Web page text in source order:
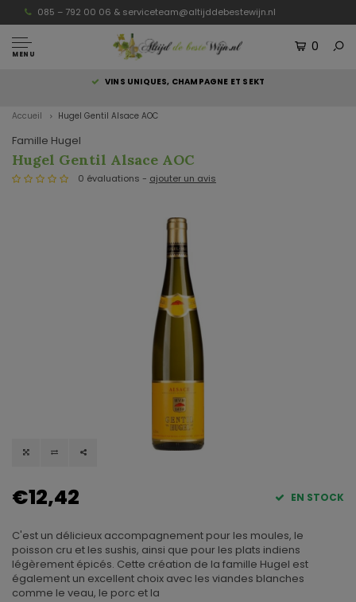
085 – 792 00 06 & serviceteam@altijddebestewijn.nl
MENU
0
VINS UNIQUES, CHAMPAGNE ET SEKT
Accueil Hugel Gentil Alsace AOC
Famille Hugel
Hugel Gentil Alsace AOC
0 évaluations - ajouter un avis
€12,42 EN STOCK
C'est un délicieux accompagnement pour les moules, le
poisson cru et les sushis, ainsi que pour les plats indiens
légèrement épicés. Cette création de la famille Hugel est
également un excellent choix avec les viandes blanches
comme le veau, le porc et la